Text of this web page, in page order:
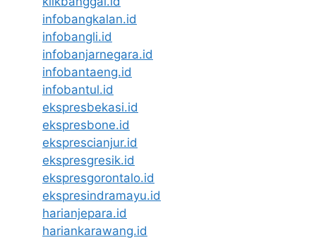
infobangkalan.id
infobangli.id
infobanjarnegara.id
infobantaeng.id
infobantul.id
ekspresbekasi.id
ekspresbone.id
eksprescianjur.id
ekspresgresik.id
ekspresgorontalo.id
ekspresindramayu.id
harianjepara.id
hariankarawang.id